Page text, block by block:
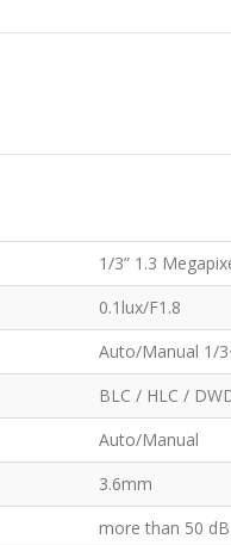
1/3” 1.3
0.1lux/F1.8
Auto/Manual 1/
BLC / HLC /
Auto/Manual
3.6mm
more than 50 dB